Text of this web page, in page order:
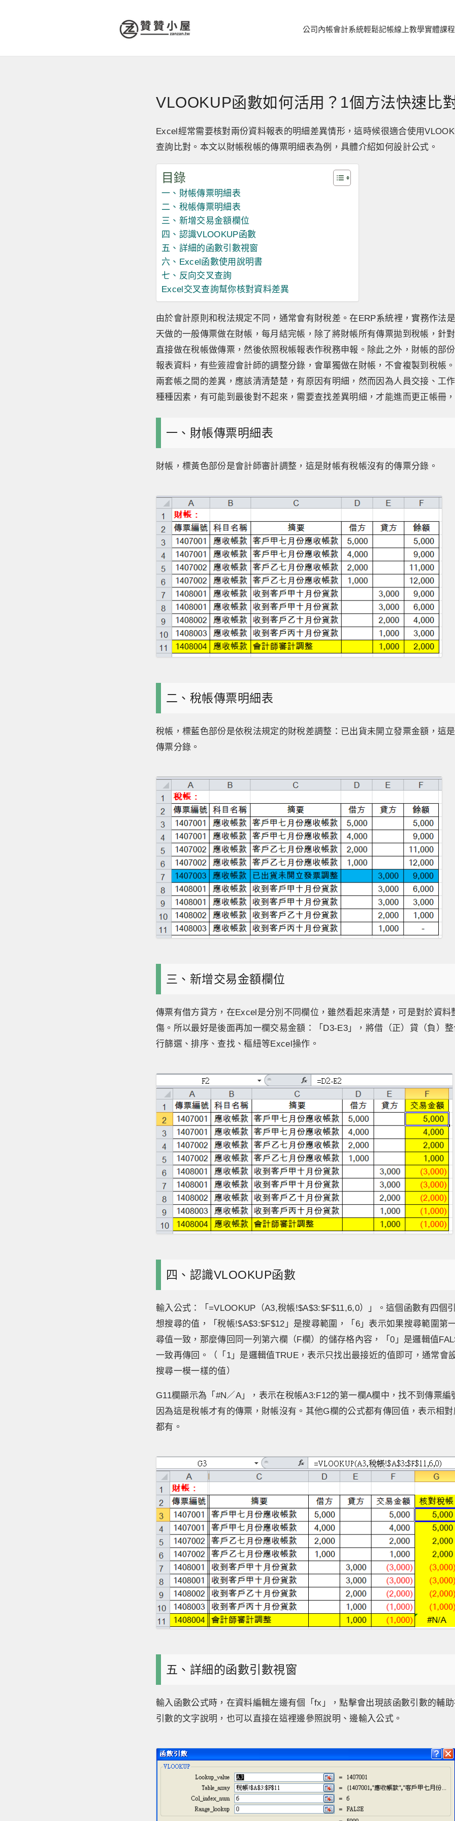
公司內帳會計系統輕鬆記帳線上教學實體課程
VLOOKUP函數如何活用？1個方法快速比
Excel經常需要核對兩份資料報表的明細差異情形，這時候很適合使用
查詢比對。本文以財帳稅帳的傳票明細表為例，具體介紹如何設計公式。
目錄
一、財帳傳票明細表
二、稅帳傳票明細表
三、新增交易金額欄位
四、認識VLOOKUP函數
五、詳細的函數引數視窗
六、Excel函數使用說明書
七、反向交叉查詢
Excel交叉查詢幫你核對資料差異
由於會計原則和稅法規定不同，通常會有財稅差。在ERP系統裡，實務作法
天做的一般傳票做在財帳，每月結完帳，除了將財帳所有傳票拋到稅帳，針
直接做在稅帳做傳票，然後依照稅帳報表作稅務申報。除此之外，財帳的部
報表資料，有些簽證會計師的調整分錄，會單獨做在財帳，不會複製到稅帳。
兩套帳之間的差異，應該清清楚楚，有原因有明細，然而因為人員交接、工
種種因素，有可能到最後對不起來，需要查找差異明細，才能進而更正帳冊
一、財帳傳票明細表
財帳，標黃色部份是會計師審計調整，這是財帳有稅帳沒有的傳票分錄。
二、稅帳傳票明細表
稅帳，標藍色部份是依稅法規定的財稅差調整：已出貨未開立發票金額，這
傳票分錄。
三、新增交易金額欄位
傳票有借方貸方，在Excel是分別不同欄位，雖然看起來清楚，可是對於資料
傷。所以最好是後面再加一欄交易金額：「D3-E3」，將借（正）貸（負）
行篩選、排序、查找、樞紐等Excel操作。
四、認識VLOOKUP函數
輸入公式：「=VLOOKUP（A3,稅帳!$A$3:$F$11,6,0）」。這個函數有四個
想搜尋的值，「稅帳!$A$3:$F$12」是搜尋範圍，「6」表示如果搜尋範圍第
尋值一致，那麼傳回同一列第六欄（F欄）的儲存格內容，「0」是邏輯值
一致再傳回。（「1」是邏輯值TRUE，表示只找出最接近的值即可，通常會
搜尋一模一樣的值）
G11欄顯示為「#N／A」，表示在稅帳A3:F12的第一欄A欄中，找不到傳票編
因為這是稅帳才有的傳票，財帳沒有。其他G欄的公式都有傳回值，表示相
都有。
五、詳細的函數引數視窗
輸入函數公式時，在資料編輯左邊有個「fx」，點擊會出現該函數引數的輔
引數的文字說明，也可以直接在這裡邊參照說明、邊輸入公式。